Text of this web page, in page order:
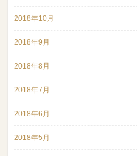
2018年10月
2018年9月
2018年8月
2018年7月
2018年6月
2018年5月